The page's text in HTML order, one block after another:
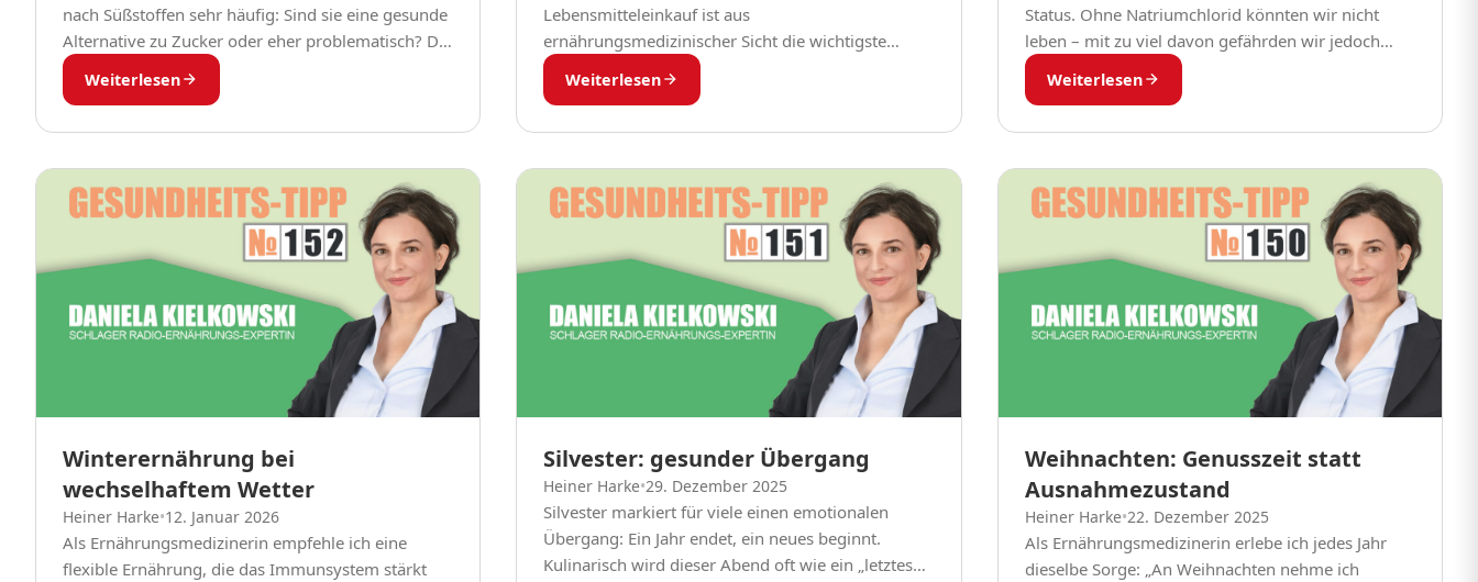
nach Süßstoffen sehr häufig: Sind sie eine gesunde
Alternative zu Zucker oder eher problematisch? Die
Antwort ist differenziert. Süßstoffe können helfen,
den Zuckerkonsum zu...
Weiterlesen
Lebensmitteleinkauf ist aus
ernährungsmedizinischer Sicht die wichtigste
Grundlage für eine gesunde und ausgewogene
Ernährung. Bereits im Supermarkt werden viele
Weiterlesen
Status. Ohne Natriumchlorid könnten wir nicht
leben – mit zu viel davon gefährden wir jedoch
Herz, Gefäße und Nieren. Als
Ernährungsmedizinerin begegne ich...
Weiterlesen
Winterernährung bei
wechselhaftem Wetter
Heiner Harke•12. Januar 2026
Als Ernährungsmedizinerin empfehle ich eine
flexible Ernährung, die das Immunsystem stärkt
Silvester: gesunder Übergang
Heiner Harke•29. Dezember 2025
Silvester markiert für viele einen emotionalen
Übergang: Ein Jahr endet, ein neues beginnt.
Kulinarisch wird dieser Abend oft wie ein „letztes
Weihnachten: Genusszeit statt
Ausnahmezustand
Heiner Harke•22. Dezember 2025
Als Ernährungsmedizinerin erlebe ich jedes Jahr
dieselbe Sorge: „An Weihnachten nehme ich